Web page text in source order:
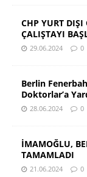
CHP YURT
ÇALIŞTAYI
29.06.2024 0
Berlin
Doktorlar’a
28.06.2024 0
İMAMOĞLU,
TAMAMLADI
21.06.2024 0